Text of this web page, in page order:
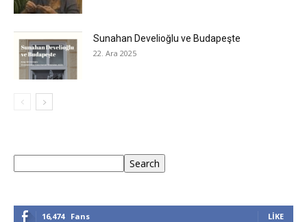
Sunahan Develioğlu ve Budapeşte
22. Ara 2025
Search
16,474 Fans LIKE